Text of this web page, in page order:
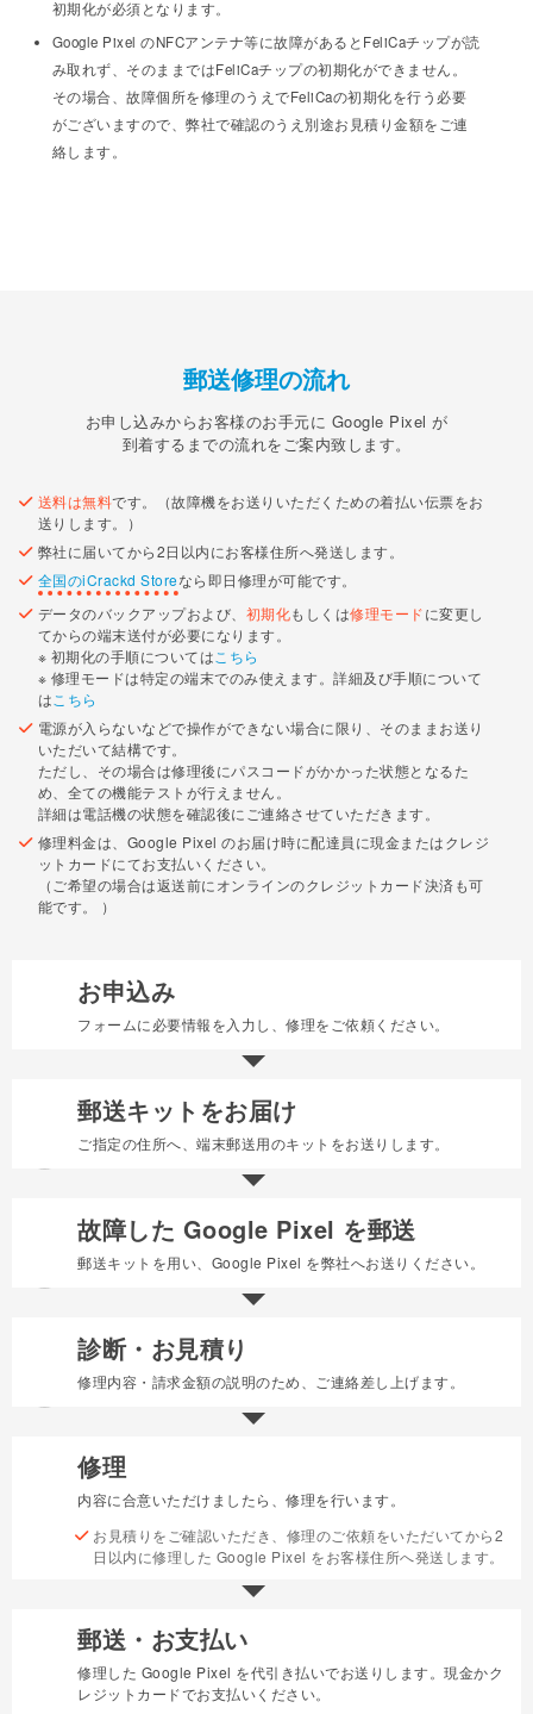
初期化が必須となります。
Google Pixel のNFCアンテナ等に故障があるとFeliCaチップが読
み取れず、そのままではFeliCaチップの初期化ができません。
その場合、故障個所を修理のうえでFeliCaの初期化を行う必要
がございますので、弊社で確認のうえ別途お見積り金額をご連
絡します。
郵送修理の流れ
お申し込みからお客様のお手元に Google Pixel が
到着するまでの流れをご案内致します。
送料は無料です。（故障機をお送りいただくための着払い伝票をお
送りします。）
弊社に届いてから2日以内にお客様住所へ発送します。
全国のiCrackd Storeなら即日修理が可能です。
データのバックアップおよび、 初期化もしくは修理モードに変更し
てからの端末送付が必要になります。
※ 初期化の手順については こちら
※ 修理モードは特定の端末でのみ使えます。詳細及び手順について
は こちら
電源が入らないなどで操作ができない場合に限り、そのままお送り
いただいて結構です。
ただし、その場合は修理後にパスコードがかかった状態となるた
め、全ての機能テストが行えません。
詳細は電話機の状態を確認後にご連絡させていただきます。
修理料金は、Google Pixel のお届け時に配達員に現金またはクレジ
ットカードにてお支払いください。
（ご希望の場合は返送前にオンラインのクレジットカード決済も可
能です。 ）
お申込み
フォームに必要情報を入力し、修理をご依頼ください。
郵送キットをお届け
ご指定の住所へ、端末郵送用のキットをお送りします。
故障した Google Pixel を郵送
郵送キットを用い、Google Pixel を弊社へお送りください。
診断・お見積り
修理内容・請求金額の説明のため、ご連絡差し上げます。
修理
内容に合意いただけましたら、修理を行います。
お見積りをご確認いただき、修理のご依頼をいただいてから2
日以内に修理した Google Pixel をお客様住所へ発送します。
郵送・お支払い
修理した Google Pixel を代引き払いでお送りします。現金かク
レジットカードでお支払いください。